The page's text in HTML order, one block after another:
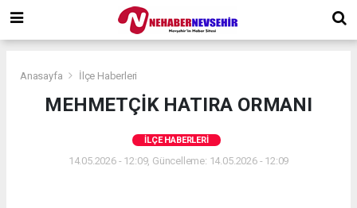
Anasayfa İlçe Haberleri
MEHMETÇİK HATIRA ORMANI
İLÇE HABERLERI
14.05.2026 - 12:09, Güncelleme: 14.05.2026 - 12:09